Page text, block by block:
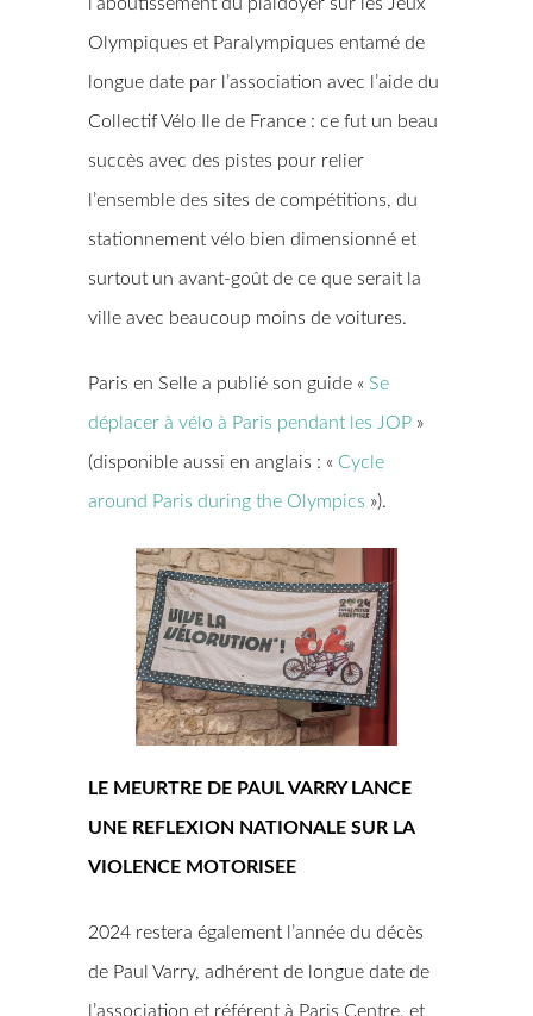
Olympiques et Paralympiques entamé de
longue date par l’association avec l’aide du
Collectif Vélo Ile de France : ce fut un beau
succès avec des pistes pour relier
l’ensemble des sites de compétitions, du
stationnement vélo bien dimensionné et
surtout un avant-goût de ce que serait la
ville avec beaucoup moins de voitures.
Paris en Selle a publié son guide « Se
déplacer à vélo à Paris pendant les JOP »
(disponible aussi en anglais : « Cycle
around Paris during the Olympics »).
LE MEURTRE DE PAUL VARRY LANCE
UNE REFLEXION NATIONALE SUR LA
VIOLENCE MOTORISEE
2024 restera également l’année du décès
de Paul Varry, adhérent de longue date de
l’association et référent à Paris Centre, et